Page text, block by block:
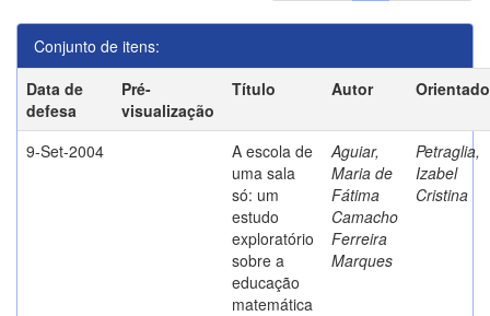
Conjunto de itens:
Data de
defesa
Pré-
visualização
Título Autor
9-Set-2004
A escola de
uma sala
só: um
estudo
exploratório
sobre a
educação
matemática
Aguiar,
Maria de
Fátima
Camacho
Ferreira
Marques
Petraglia,
Izabel
Cristina